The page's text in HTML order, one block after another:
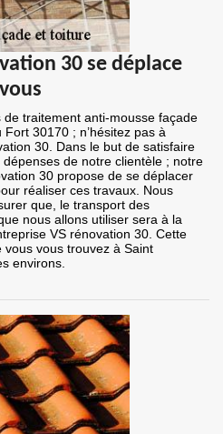
30 se déplace
de traitement anti-mousse façade
30170 ; n’hésitez pas à
30. Dans le but de satisfaire
dépenses de notre clientèle ; notre
30 propose de se déplacer
réaliser ces travaux. Nous
que, le transport des
nous allons utiliser sera à la
VS rénovation 30. Cette
vous trouvez à Saint
environs.